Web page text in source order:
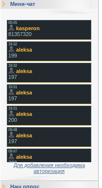
Мини-чат
Для добавления необходима
авторизация
Наш опрос